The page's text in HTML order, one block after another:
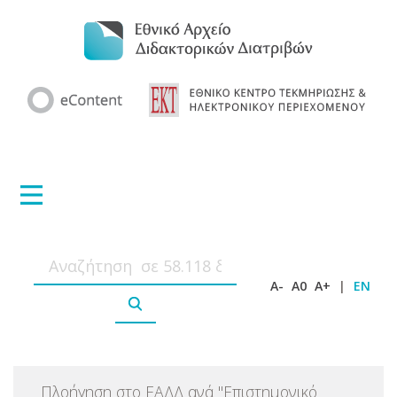
A- A0 A+ | EN
Πλοήγηση στο ΕΑΔΔ ανά "Επιστημονικό